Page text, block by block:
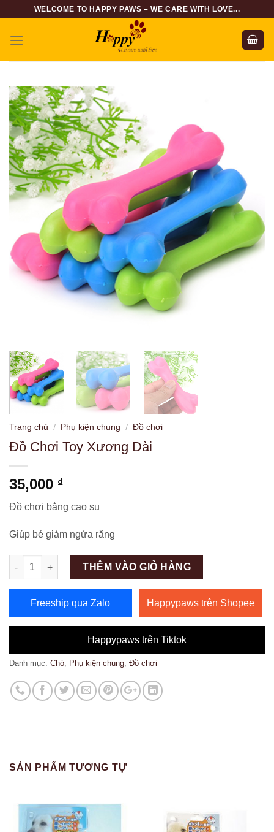
content
WELCOME TO HAPPY PAWS – WE CARE WITH LOVE...
Trang chủ / Phụ kiện chung / Đồ chơi
Đồ Chơi Toy Xương Dài
35,000 ₫
Đồ chơi bằng cao su
Giúp bé giảm ngứa răng
Số lượng
THÊM VÀO GIỎ HÀNG
Freeship qua Zalo Happypaws trên Shopee
Happypaws trên Tiktok
Danh mục: Chó, Phụ kiện chung, Đồ chơi
SẢN PHẨM TƯƠNG TỰ